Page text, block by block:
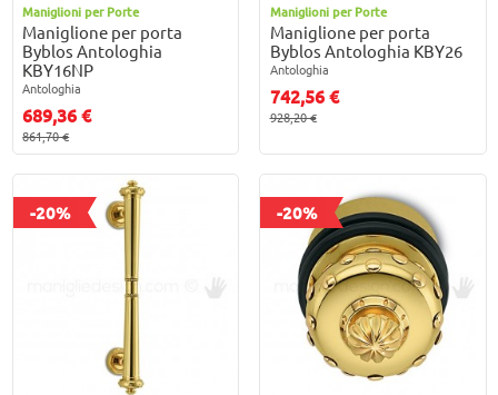
Maniglioni per Porte
Maniglione per porta
Byblos Antologhia
KBY16NP
Antologhia
689,36 €
861,70 €
Maniglioni per Porte
Maniglione per porta
Byblos Antologhia KBY26
Antologhia
742,56 €
928,20 €
-20% -20%